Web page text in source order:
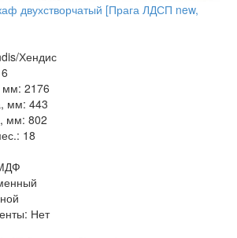
двухстворчатый [Прага ЛДСП new,
Хендис
мм: 2176
мм: 443
мм: 802
18
Нет